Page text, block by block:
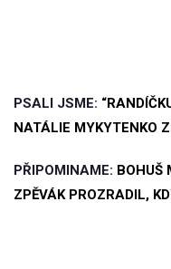
PSALI JSME:
NATÁLIE MYKYTENKO
PŘIPOMINAME: BOHUŠ
ZPĚVÁK PROZRADIL,